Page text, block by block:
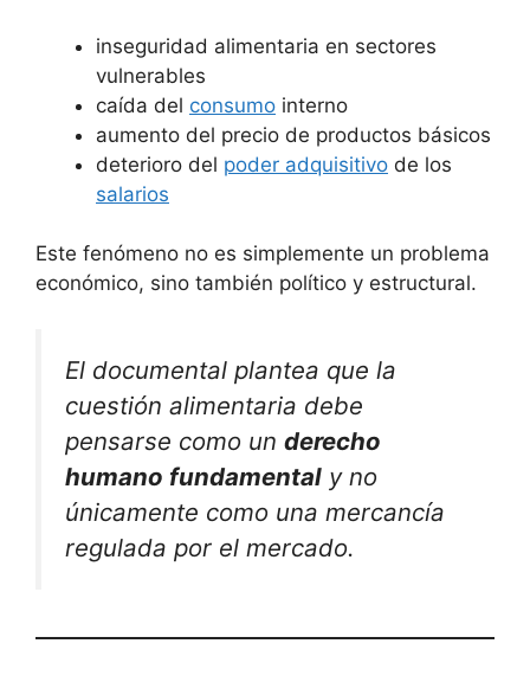
inseguridad alimentaria en sectores
vulnerables
caída del consumo interno
aumento del precio de productos básicos
deterioro del poder adquisitivo de los
salarios
Este fenómeno no es simplemente un problema
económico, sino también político y estructural.
El documental plantea que la
cuestión alimentaria debe
pensarse como un derecho
humano fundamental y no
únicamente como una mercancía
regulada por el mercado.